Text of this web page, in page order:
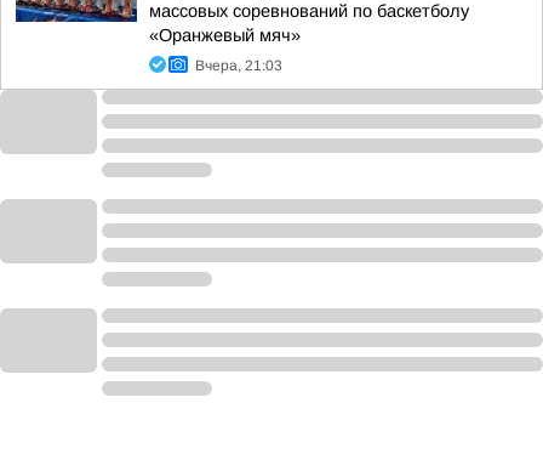
массовых соревнований по баскетболу
«Оранжевый мяч»
Вчера, 21:03